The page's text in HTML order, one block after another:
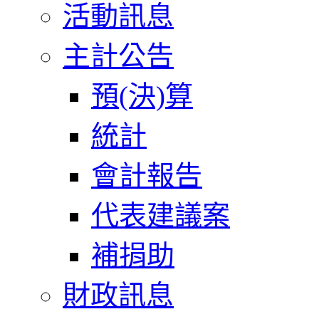
活動訊息
主計公告
預(決)算
統計
會計報告
代表建議案
補捐助
財政訊息